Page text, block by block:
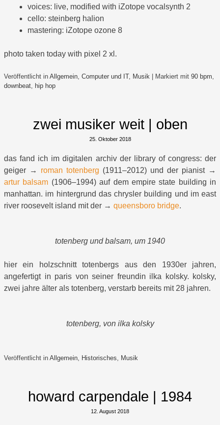
voices: live, modified with iZotope vocalsynth 2
cello: steinberg halion
mastering: iZotope ozone 8
photo taken today with pixel 2 xl.
Veröffentlicht in Allgemein, Computer und IT, Musik Markiert mit 90 bpm,
downbeat, hip hop
zwei musiker weit | oben
25. Oktober 2018
das fand ich im digitalen archiv der library of congress: der
geiger → roman totenberg (1911–2012) und der pianist →
artur balsam (1906–1994) auf dem empire state building in
manhattan. im hintergrund das chrysler building und im east
river roosevelt island mit der → queensboro bridge.
totenberg und balsam, um 1940
hier ein holzschnitt totenbergs aus den 1930er jahren,
angefertigt in paris von seiner freundin ilka kolsky. kolsky,
zwei jahre älter als totenberg, verstarb bereits mit 28 jahren.
totenberg, von ilka kolsky
Veröffentlicht in Allgemein Historisches Musik
howard carpendale | 1984
12. August 2018